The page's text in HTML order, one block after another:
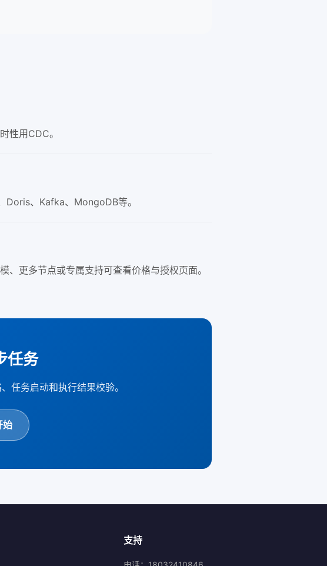
性用CDC。
、Kafka、MongoDB等。
更多节点或专属支持可查看价格与授权页面。
任务
任务启动和执行结果校验。
始
支持